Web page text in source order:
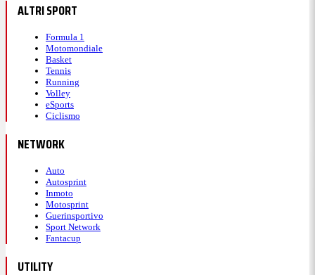
ALTRI SPORT
Formula 1
Motomondiale
Basket
Tennis
Running
Volley
eSports
Ciclismo
NETWORK
Auto
Autosprint
Inmoto
Motosprint
Guerinsportivo
Sport Network
Fantacup
UTILITY